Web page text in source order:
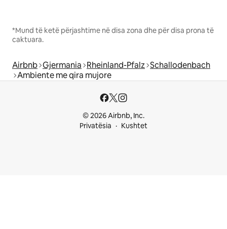
*Mund të ketë përjashtime në disa zona dhe për disa prona të
caktuara.
Airbnb Gjermania Rheinland-Pfalz Schallodenbach
Ambiente me qira mujore
© 2026 Airbnb, Inc.
Privatësia
Kushtet